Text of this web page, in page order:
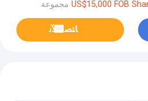
ﺎﺘﺼﻟ ﺍﻶﻧ